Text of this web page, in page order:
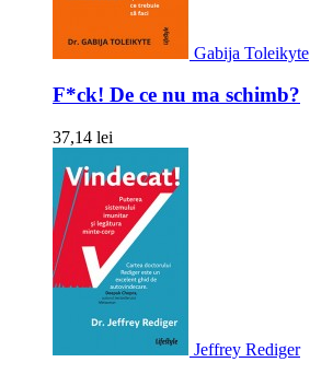
Gabija Toleikyte
F*ck! De ce nu ma schimb?
37,14 lei
Jeffrey Rediger